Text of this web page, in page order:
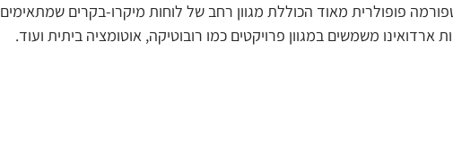
פופולרית מאוד הכוללת מגוון רחב של לוחות מיקרו-בקרים שמתאימים
ארדואינו משמשים במגוון פרויקטים כמו רובוטיקה, אוטומציה ביתית ועוד.